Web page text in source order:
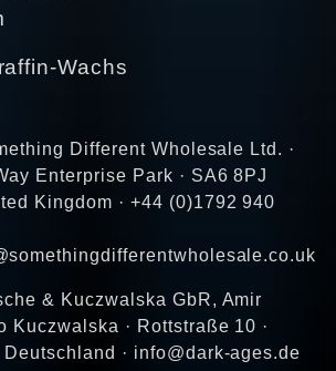
Wachs
Different Wholesale Ltd. ·
Enterprise Park · SA6 8PJ
Kingdom · +44 (0)1792 940
& Kuczwalska GbR, Amir
Kuczwalska · Rottstraße 10 ·
Deutschland · info@dark-ages.de